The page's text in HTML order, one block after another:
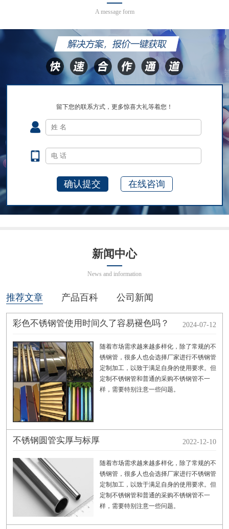
A message form
留下您的联系方式，更多惊喜大礼等着您！
在线咨询
新闻中心
News and information
推荐文章 产品百科 公司新闻
彩色不锈钢管使用时间久了容易褪色吗？ 2024-07-12
随着市场需求越来越多样化，除了常规的不
锈钢管，很多人也会选择厂家进行不锈钢管
定制加工，以致于满足自身的使用要求。但
定制不锈钢管和普通的采购不锈钢管不一
样，需要特别注意一些问题。
不锈钢圆管实厚与标厚 2022-12-10
随着市场需求越来越多样化，除了常规的不
锈钢管，很多人也会选择厂家进行不锈钢管
定制加工，以致于满足自身的使用要求。但
定制不锈钢管和普通的采购不锈钢管不一
样，需要特别注意一些问题。